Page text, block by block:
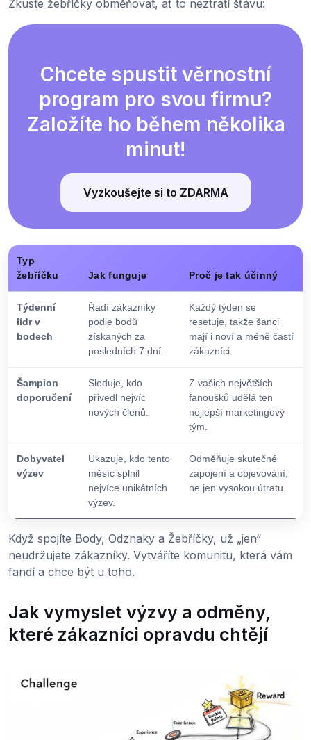
Zkuste žebříčky obměňovat, ať to neztratí šťávu:
Chcete spustit věrnostní
program pro svou firmu?
Založíte ho během několika
minut!
Vyzkoušejte si to ZDARMA
Typ
žebříčku
Jak funguje Proč je tak účinný
Týdenní
lídr v
bodech
Řadí zákazníky
podle bodů
získaných za
posledních 7 dní.
Každý týden se
resetuje, takže šanci
mají i noví a méně častí
zákazníci.
Šampion
doporučení
Sleduje, kdo
přivedl nejvíc
nových členů.
Z vašich největších
fanoušků udělá ten
nejlepší marketingový
tým.
Dobyvatel
výzev
Ukazuje, kdo tento
měsíc splnil
nejvíce unikátních
výzev.
Odměňuje skutečné
zapojení a objevování,
ne jen vysokou útratu.
Když spojíte Body, Odznaky a Žebříčky, už „jen“
neudržujete zákazníky. Vytváříte komunitu, která vám
fandí a chce být u toho.
Jak vymyslet výzvy a odměny,
které zákazníci opravdu chtějí